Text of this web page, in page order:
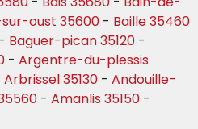
oust 35600 - Baille 35460
- Baguer-pican 35120 -
- Argentre-du-plessis
Arbrissel 35130 - Andouille-
- Amanlis 35150 -